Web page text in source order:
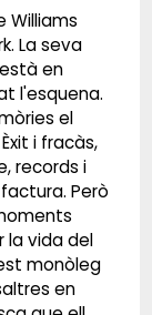
Williams
La seva
en
l'esquena.
el
i fracàs,
records i
Però
la vida del
monòleg
en